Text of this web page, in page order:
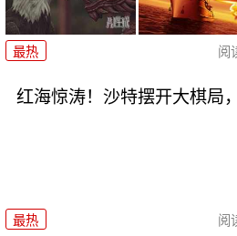
最热 阅
红海惊涛！沙特摆开大棋局
最热 阅